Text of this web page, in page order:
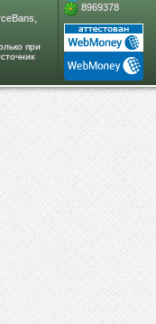
при
8969378